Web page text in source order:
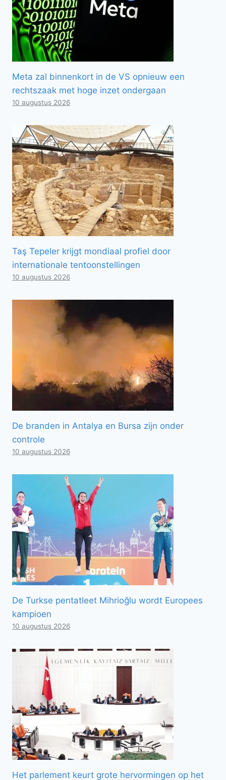
Meta zal binnenkort in de VS opnieuw een
rechtszaak met hoge inzet ondergaan
10 augustus 2026
Taş Tepeler krijgt mondiaal profiel door
internationale tentoonstellingen
10 augustus 2026
De branden in Antalya en Bursa zijn onder
controle
10 augustus 2026
De Turkse pentatleet Mihrioğlu wordt Europees
kampioen
10 augustus 2026
Het parlement keurt grote hervormingen op het